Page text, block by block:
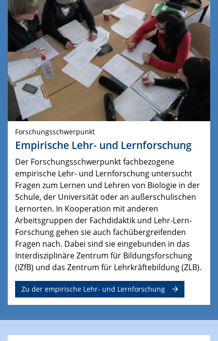
Forschungsschwerpunkt
Empirische Lehr- und Lernforschung
Der Forschungsschwerpunkt fachbezogene
empirische Lehr- und Lernforschung untersucht
Fragen zum Lernen und Lehren von Biologie in der
Schule, der Universität oder an außerschulischen
Lernorten. In Kooperation mit anderen
Arbeitsgruppen der Fachdidaktik und Lehr-Lern-
Forschung gehen sie auch fachübergreifenden
Fragen nach. Dabei sind sie eingebunden in das
Interdisziplinäre Zentrum für Bildungsforschung
(IZfB) und das Zentrum für Lehrkräftebildung (ZLB).
Zu der empirische Lehr- und Lernforschung